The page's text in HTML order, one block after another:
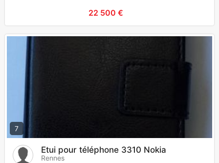
22 500 €
7
Etui pour téléphone 3310 Nokia
Rennes